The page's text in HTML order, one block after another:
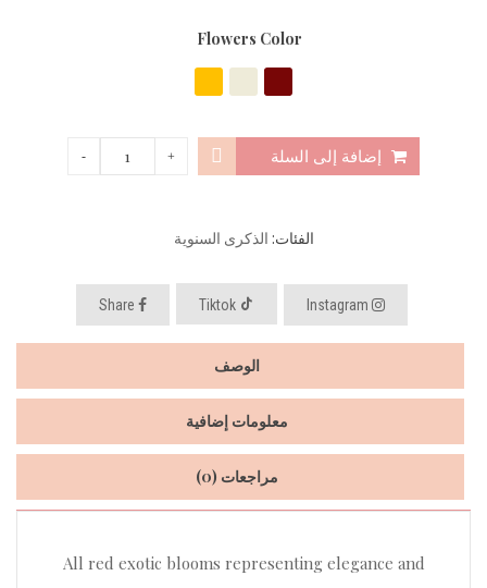
Flowers Color
إضافة إلى السلة
الفئات: الذكرى السنوية
الوصف
معلومات إضافية
مراجعات (0)
All red exotic blooms representing elegance and